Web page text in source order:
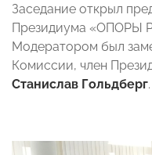
Заседание открыл
Президиума «ОПОРЫ
Модератором был
Комиссии, член
Станислав Гольдберг.